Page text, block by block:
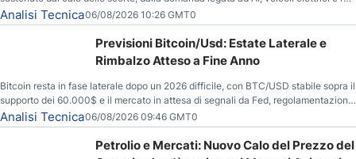
energetiche, e dai timori di deficit produttivo dal 2028.
Analisi Tecnica06/08/2026 10:26 GMT0
Previsioni Bitcoin/Usd: Estate Laterale e
Rimbalzo Atteso a Fine Anno
Bitcoin resta in fase laterale dopo un 2026 difficile, con BTC/USD stabile sopra il
supporto dei 60.000$ e il mercato in attesa di segnali da Fed, regolamentazione
USA ed elezioni di medio termine.
Analisi Tecnica06/08/2026 09:46 GMT0
Petrolio e Mercati: Nuovo Calo del Prezzo del